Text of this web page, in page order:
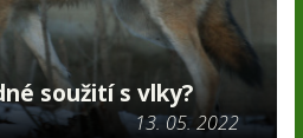
soužití s vlky?
13. 05. 2022